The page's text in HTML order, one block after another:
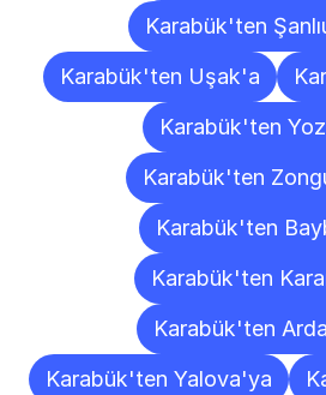
Karabük'ten
Karabük'ten Uşak'a
Karabük'ten
Karabük'ten
Karabük'ten
Karabük'ten
Karabük'ten
Karabük'ten Yalova'ya